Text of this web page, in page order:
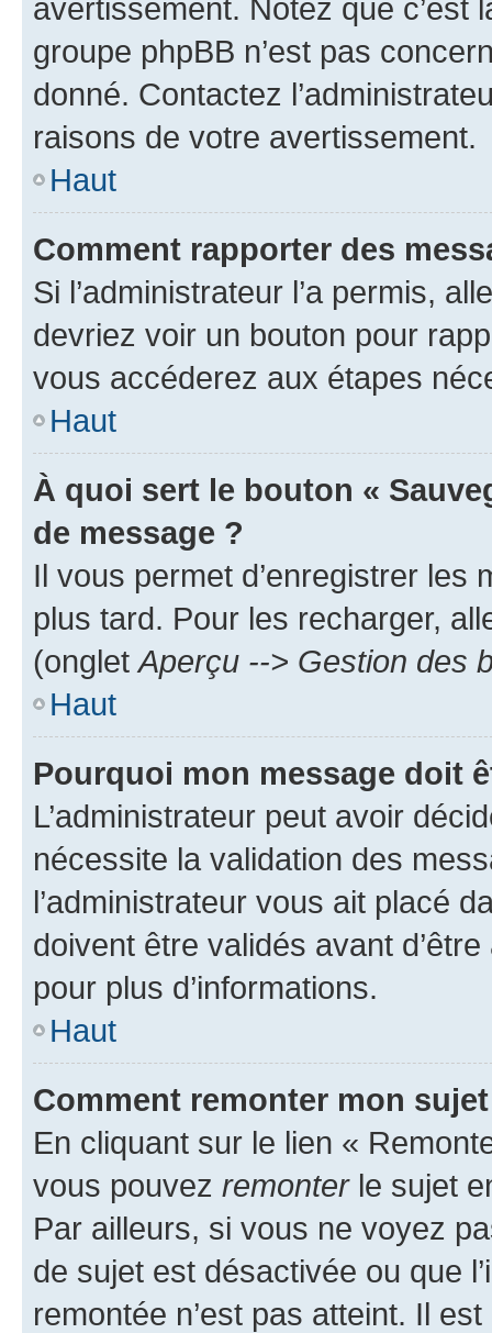
avertissement. Notez que c’est
groupe phpBB n’est pas
donné. Contactez
raisons de votre avertissement.
Haut
Comment rapporter des
Si l’administrateur l’a permis,
devriez voir un bouton pour
vous accéderez aux étapes
Haut
À quoi sert le bouton «
de message ?
Il vous permet d’enregistrer
plus tard. Pour les recharger,
(onglet Aperçu --> Gestion des
Haut
Pourquoi mon message doit
L’administrateur peut avoir
nécessite la validation des
l’administrateur vous ait placé
doivent être validés avant
pour plus d’informations.
Haut
Comment remonter mon
En cliquant sur le lien «
vous pouvez remonterle sujet
Par ailleurs, si vous ne voyez
de sujet est désactivée ou que
remontée n’est pas atteint. Il